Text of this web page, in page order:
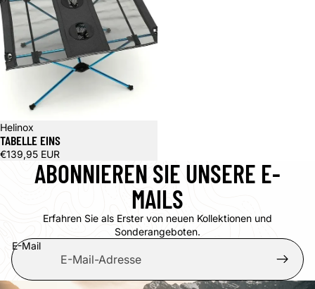
Helinox
TABELLE EINS
€139,95 EUR
ABONNIEREN SIE UNSERE E-
MAILS
Erfahren Sie als Erster von neuen Kollektionen und
Sonderangeboten.
E-Mail